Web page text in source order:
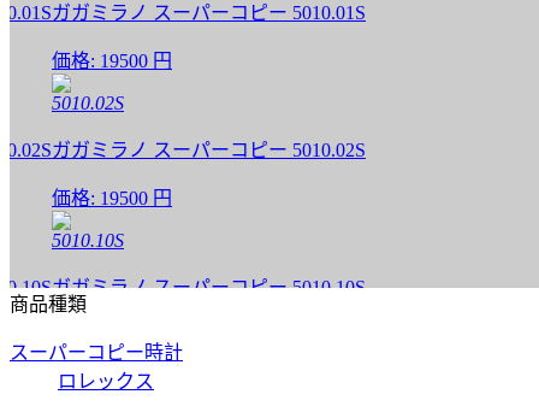
ガガミラノ スーパーコピー 5010.01S
価格:19500 円
5010.02S
ガガミラノ スーパーコピー 5010.02S
価格:19500 円
5010.10S
ガガミラノ スーパーコピー 5010.10S
5010.04S
商品種類
スーパーコピー時計
ロレックス